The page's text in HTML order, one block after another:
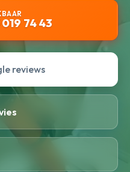
74 43
reviews